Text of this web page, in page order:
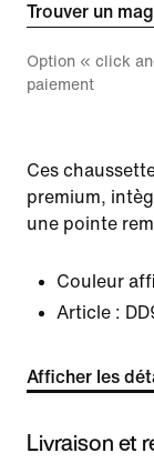
Trouver un
Option « click
paiement
Ces
premium,
une pointe
Couleur
Article :
Afficher les
Livraison et